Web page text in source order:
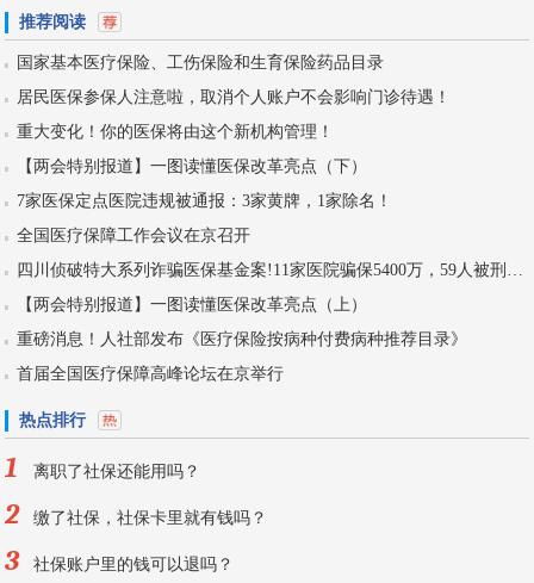
推荐阅读
国家基本医疗保险、工伤保险和生育保险药品目录
居民医保参保人注意啦，取消个人账户不会影响门诊待遇！
重大变化！你的医保将由这个新机构管理！
【两会特别报道】一图读懂医保改革亮点（下）
7家医保定点医院违规被通报：3家黄牌，1家除名！
全国医疗保障工作会议在京召开
【两会特别报道】一图读懂医保改革亮点（上）
重磅消息！人社部发布《医疗保险按病种付费病种推荐目录》
首届全国医疗保障高峰论坛在京举行
热点排行
1 离职了社保还能用吗？
2 缴了社保，社保卡里就有钱吗？
3 社保账户里的钱可以退吗？